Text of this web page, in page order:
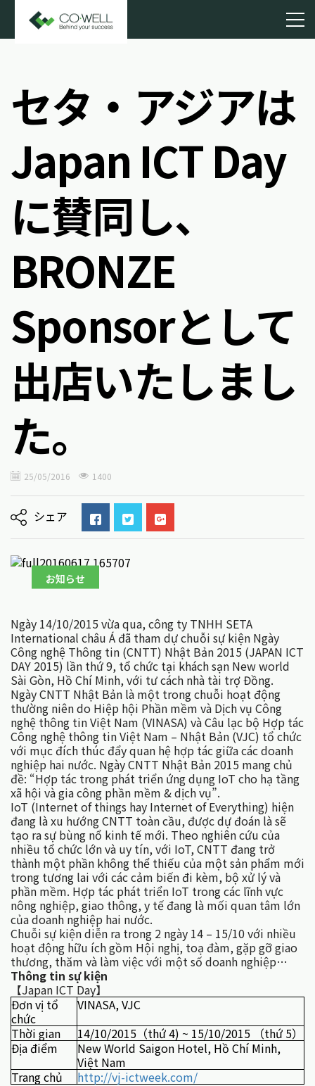
セタ・アジアは
Japan ICT Day
に賛同し、
BRONZE
Sponsorとして
出店いたしまし
た。
25/05/2016 1400
シェア
お知らせ
Ngày 14/10/2015 vừa qua, công ty TNHH SETA
International châu Á đã tham dự chuỗi sự kiện Ngày
Công nghệ Thông tin (CNTT) Nhật Bản 2015 (JAPAN ICT
DAY 2015) lần thứ 9, tổ chức tại khách sạn New world
Sài Gòn, Hồ Chí Minh, với tư cách nhà tài trợ Đồng.
Ngày CNTT Nhật Bản là một trong chuỗi hoạt động
thường niên do Hiệp hội Phần mềm và Dịch vụ Công
nghệ thông tin Việt Nam (VINASA) và Câu lạc bộ Hợp tác
Công nghệ thông tin Việt Nam – Nhật Bản (VJC) tổ chức
với mục đích thúc đẩy quan hệ hợp tác giữa các doanh
nghiệp hai nước. Ngày CNTT Nhật Bản 2015 mang chủ
đề: “Hợp tác trong phát triển ứng dụng IoT cho hạ tầng
xã hội và gia công phần mềm & dịch vụ”.
IoT (Internet of things hay Internet of Everything) hiện
đang là xu hướng CNTT toàn cầu, được dự đoán là sẽ
tạo ra sự bùng nổ kinh tế mới. Theo nghiên cứu của
nhiều tổ chức lớn và uy tín, với IoT, CNTT đang trở
thành một phần không thể thiếu của một sản phẩm mới
trong tương lai với các cảm biến đi kèm, bộ xử lý và
phần mềm. Hợp tác phát triển IoT trong các lĩnh vực
nông nghiệp, giao thông, y tế đang là mối quan tâm lớn
của doanh nghiệp hai nước.
Chuỗi sự kiện diễn ra trong 2 ngày 14 – 15/10 với nhiều
hoạt động hữu ích gồm Hội nghị, toạ đàm, gặp gỡ giao
thương, thăm và làm việc với một số doanh nghiệp…
Thông tin sự kiện
【Japan ICT Day】
Đơn vị tổ
chức
VINASA, VJC
Thời gian
14/10/2015（thứ 4) ~ 15/10/2015 （thứ 5）
Địa điểm
New World Saigon Hotel, Hồ Chí Minh,
Việt Nam
Trang chủ
http://vj-ictweek.com/